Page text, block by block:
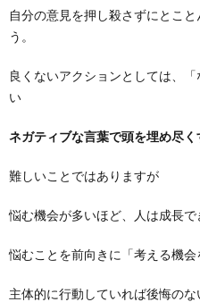
自分の意見を押し殺さずにとこ
う。
良くないアクションとしては、
い
ネガティブな言葉で頭を埋め尽く
難しいことではありますが
悩む機会が多いほど、人は成長で
悩むことを前向きに「考える機会
主体的に行動していれば後悔のな